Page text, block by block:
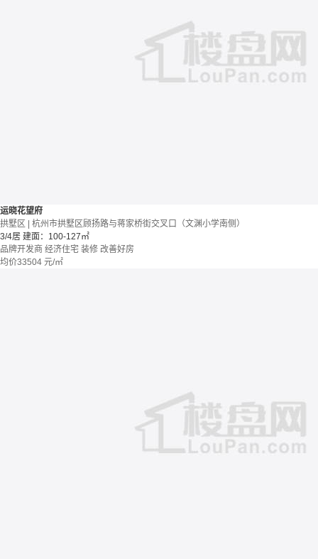
运晓花望府
拱墅区 | 杭州市拱墅区顾扬路与蒋家桥街交叉口（文渊小学南侧）
3/4居 建面：100-127㎡
品牌开发商 经济住宅 装修 改善好房
均价33504 元/㎡